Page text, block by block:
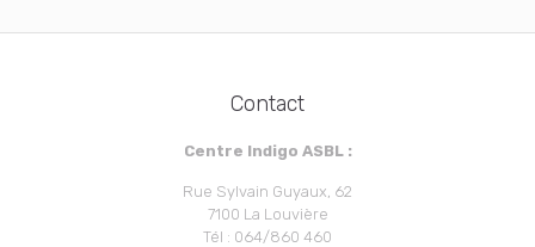
Contact
Centre Indigo ASBL :
Rue Sylvain Guyaux, 62
7100 La Louvière
Tél : 064/860 460